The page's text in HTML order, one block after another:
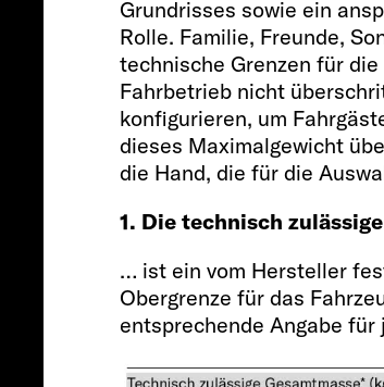
Grundrisses sowie ein
Rolle. Familie, Freunde,
technische Grenzen für
Fahrbetrieb nicht
konfigurieren, um
dieses Maximalgewicht
die Hand, die für die
1. Die technisch
… ist ein vom Hersteller
Obergrenze für das
entsprechende Angabe